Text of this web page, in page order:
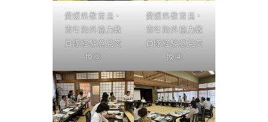
愛媛県教育長・
青年海外協力教
員隊経験意見交
換③
愛媛県教育長・
青年海外協力教
員隊経験意見交
換④